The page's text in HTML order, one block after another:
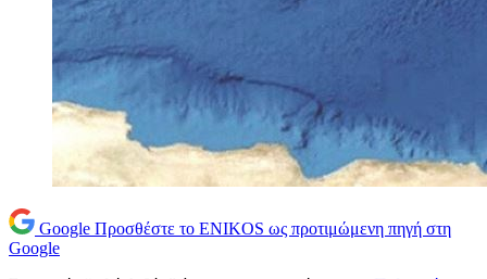
Google Προσθέστε το ENIKOS ως προτιμώμενη πηγή στη
Google